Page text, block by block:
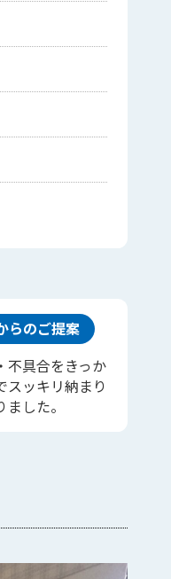
らのご提案
不具合をきっか
スッキリ納まり
した。